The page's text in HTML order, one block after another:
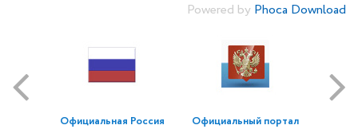
Powered by Phoca Download
Официальная Россия Официальный портал